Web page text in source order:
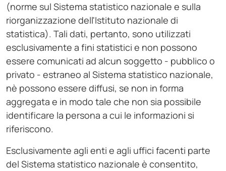
(norme sul Sistema statistico nazionale e sulla
riorganizzazione dell'Istituto nazionale di
statistica). Tali dati, pertanto, sono utilizzati
esclusivamente a fini statistici e non possono
essere comunicati ad alcun soggetto - pubblico o
privato - estraneo al Sistema statistico nazionale,
nè possono essere diffusi, se non in forma
aggregata e in modo tale che non sia possibile
identificare la persona a cui le informazioni si
riferiscono.
Esclusivamente agli enti e agli uffici facenti parte
del Sistema statistico nazionale è consentito,